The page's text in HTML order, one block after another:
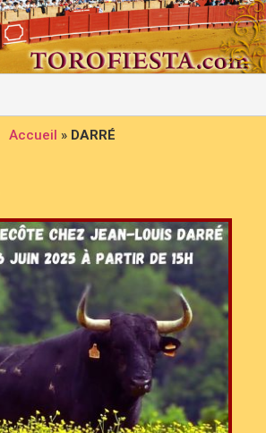
Accueil » DARRÉ